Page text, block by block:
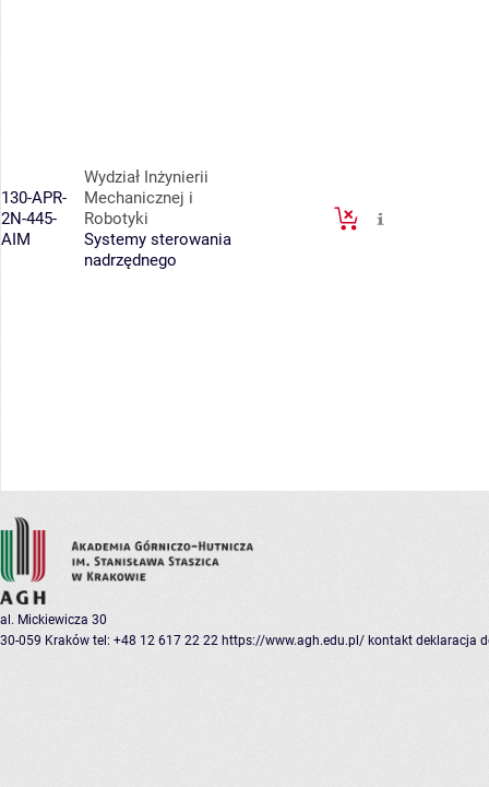
130-APR-
2N-445-
AIM
Wydział Inżynierii
Mechanicznej i
Robotyki
Systemy sterowania
nadrzędnego
al. Mickiewicza 30
30-059 Kraków tel: +48 12 617 22 22 https://www.agh.edu.pl/ kontakt deklaracja